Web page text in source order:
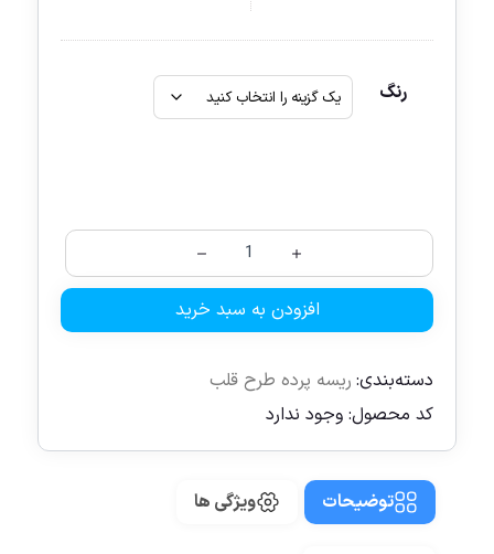
رنگ
افزودن به سبد خرید
دسته‌بندی: ریسه پرده طرح قلب
کد محصول: وجود ندارد
توضیحات ویژگی ها